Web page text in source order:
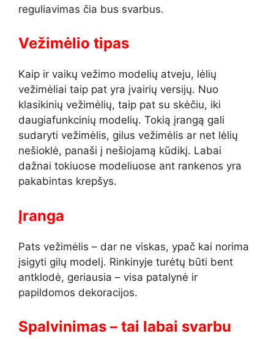
reguliavimas čia bus svarbus.
Vežimėlio tipas
Kaip ir vaikų vežimo modelių atveju, lėlių
vežimėliai taip pat yra įvairių versijų. Nuo
klasikinių vežimėlių, taip pat su skėčiu, iki
daugiafunkcinių modelių. Tokią įrangą gali
sudaryti vežimėlis, gilus vežimėlis ar net lėlių
nešioklė, panaši į nešiojamą kūdikį. Labai
dažnai tokiuose modeliuose ant rankenos yra
pakabintas krepšys.
Įranga
Pats vežimėlis – dar ne viskas, ypač kai norima
įsigyti gilų modelį. Rinkinyje turėtų būti bent
antklodė, geriausia – visa patalynė ir
papildomos dekoracijos.
Spalvinimas – tai labai svarbu